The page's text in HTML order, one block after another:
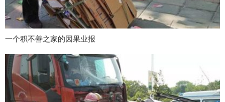
一个积不善之家的因果业报